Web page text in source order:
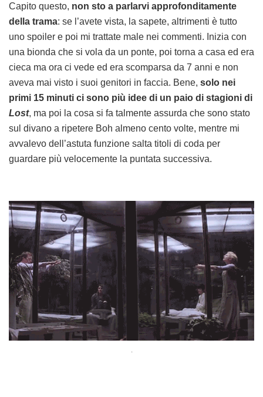
Capito questo, non sto a parlarvi approfonditamente
della trama: se l’avete vista, la sapete, altrimenti è tutto
uno spoiler e poi mi trattate male nei commenti. Inizia con
una bionda che si vola da un ponte, poi torna a casa ed era
cieca ma ora ci vede ed era scomparsa da 7 anni e non
aveva mai visto i suoi genitori in faccia. Bene, solo nei
primi 15 minuti ci sono più idee di un paio di stagioni di
Lost, ma poi la cosa si fa talmente assurda che sono stato
sul divano a ripetere Boh almeno cento volte, mentre mi
avvalevo dell’astuta funzione salta titoli di coda per
guardare più velocemente la puntata successiva.
.